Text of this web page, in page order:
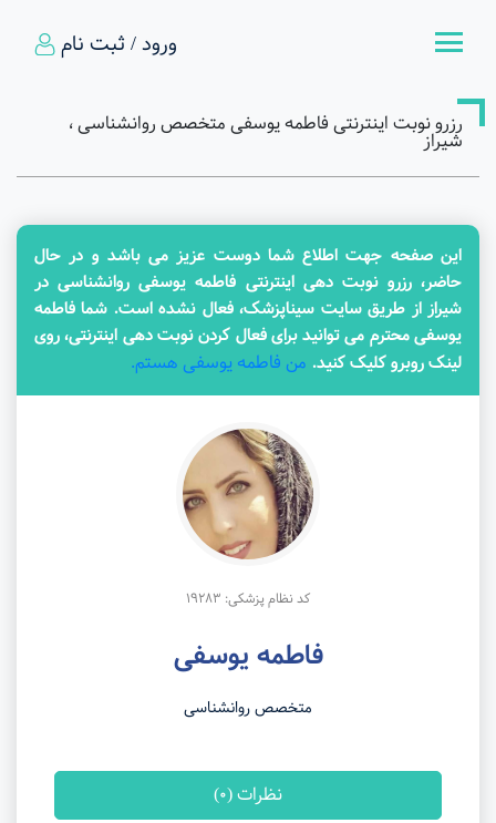
ورود / ثبت نام
رزرو نوبت اینترنتی فاطمه یوسفی متخصص روانشناسی ،
شیراز
این صفحه جهت اطلاع شما دوست عزیز می باشد و در حال
حاضر، رزرو نوبت دهی اینترنتی فاطمه یوسفی روانشناسی در
شیراز از طریق سایت سیناپزشک، فعال نشده است. شما فاطمه
یوسفی محترم می توانید برای فعال کردن نوبت دهی اینترنتی، روی
لینک روبرو کلیک کنید. من فاطمه یوسفی هستم.
کد نظام پزشکی: 19283
فاطمه یوسفی
متخصص روانشناسی
نظرات (0)